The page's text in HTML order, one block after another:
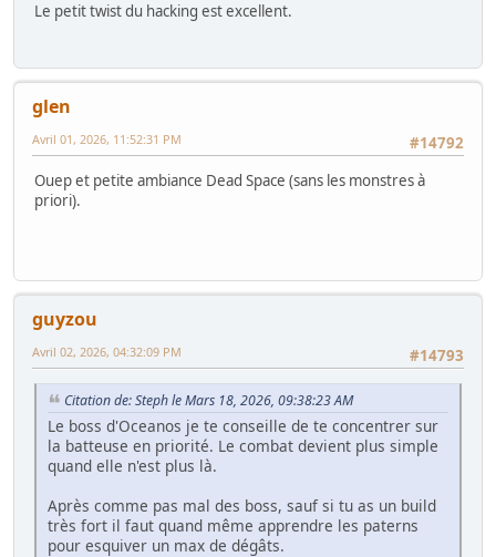
Le petit twist du hacking est excellent.
glen
#14792
Avril 01, 2026, 11:52:31 PM
Ouep et petite ambiance Dead Space (sans les monstres à
priori).
guyzou
#14793
Avril 02, 2026, 04:32:09 PM
Citation de: Steph le Mars 18, 2026, 09:38:23 AM
Le boss d'Oceanos je te conseille de te concentrer sur
la batteuse en priorité. Le combat devient plus simple
quand elle n'est plus là.
Après comme pas mal des boss, sauf si tu as un build
très fort il faut quand même apprendre les paterns
pour esquiver un max de dégâts.